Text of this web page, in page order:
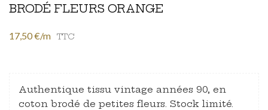
BRODÉ FLEURS ORANGE
17,50 €/m TTC
Authentique tissu vintage années 90, en
coton brodé de petites fleurs. Stock limité.